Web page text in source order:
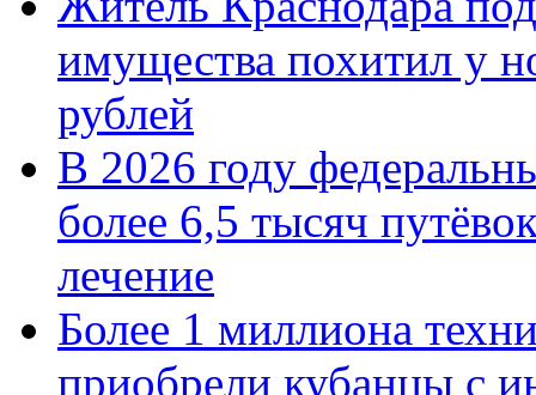
имущества похитил у
рублей
В 2026 году
более 6,5 тысяч
лечение
Более 1 миллиона
приобрели кубанцы с